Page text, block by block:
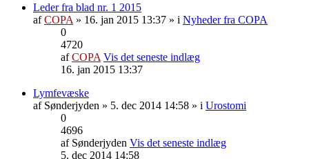
Leder fra blad nr. 1 2015
afCOPA » 16. jan 2015 13:37 » i Nyheder fra COPA
0
4720
afCOPA Vis det seneste indlæg
16. jan 2015 13:37
Lymfevæske
af Sønderjyden » 5. dec 2014 14:58 » i Urostomi
0
4696
af Sønderjyden Vis det seneste indlæg
5. dec 2014 14:58